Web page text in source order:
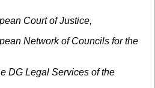
Court of Justice,
Network of Councils for the
DG Legal Services of the